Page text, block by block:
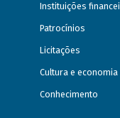
Instituições
Patrocínios
Licitações
Cultura e
Conhecimento